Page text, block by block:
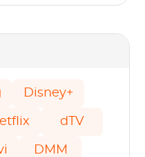
Disney+
dTV
DMM